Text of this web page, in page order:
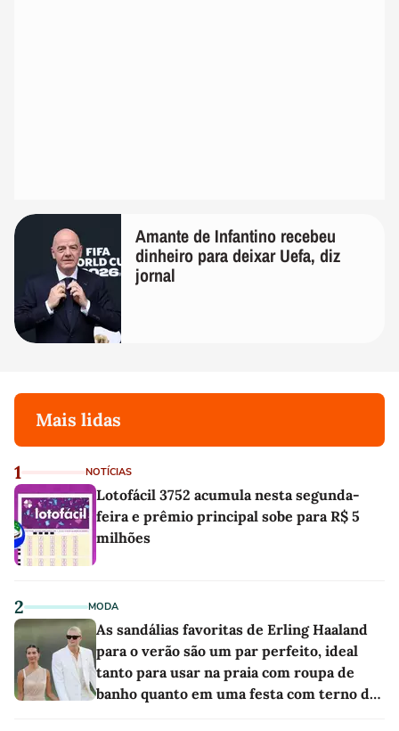
Amante de Infantino recebeu
dinheiro para deixar Uefa, diz
jornal
Mais lidas
1 NOTÍCIAS
Lotofácil 3752 acumula nesta segunda-
feira e prêmio principal sobe para R$ 5
milhões
2 MODA
As sandálias favoritas de Erling Haaland
para o verão são um par perfeito, ideal
tanto para usar na praia com roupa de
banho quanto em uma festa com terno de